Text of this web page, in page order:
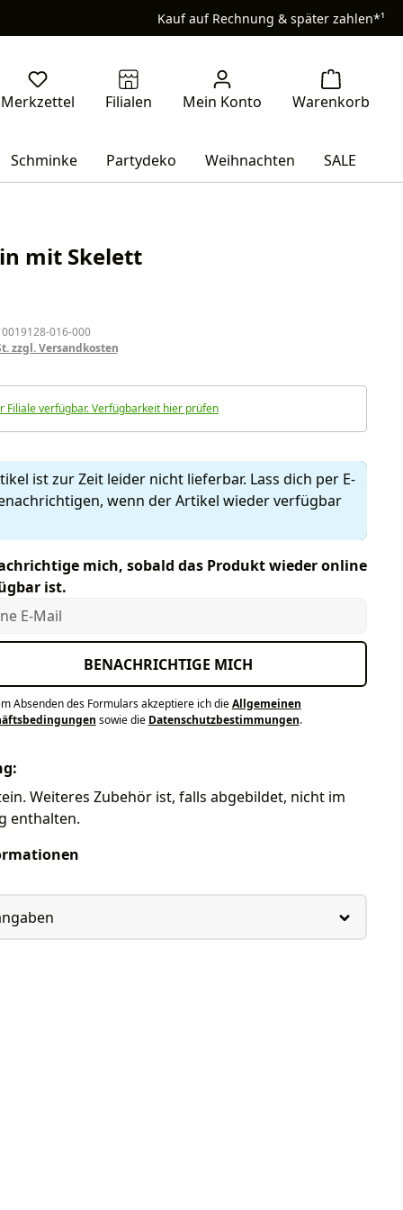
Kauf auf Rechnung & später zahlen*¹
Schminke Partydeko Weihnachten SALE
mit Skelett
016-000
zzgl. Versandkosten
Filiale verfügbar. Verfügbarkeit hier prüfen
ist zur Zeit leider nicht lieferbar. Lass dich per E-
wenn der Artikel wieder verfügbar
mich, sobald das Produkt wieder online
ist.
E-Mail
BENACHRICHTIGE MICH
Absenden des Formulars akzeptiere ich dieAllgemeinen
sowie die Datenschutzbestimmungen.
Weiteres Zubehör ist, falls abgebildet, nicht im
enthalten.